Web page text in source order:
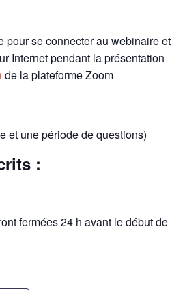
pour se connecter au webinaire et
Internet pendant la présentation
de la plateforme Zoom
et une période de questions)
:
fermées 24 h avant le début de